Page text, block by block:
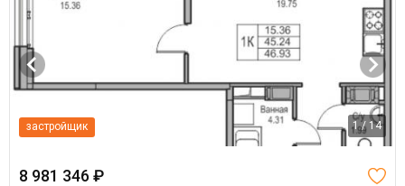
застройщик 1 / 14
8 981 346 ₽